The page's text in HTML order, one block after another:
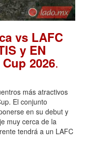
vs LAFC
y EN
2026.
más atractivos
El conjunto
en su debut y
muy cerca de la
tendrá a un LAFC